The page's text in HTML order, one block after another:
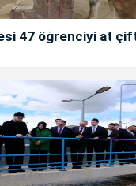
47 öğrenciyi at